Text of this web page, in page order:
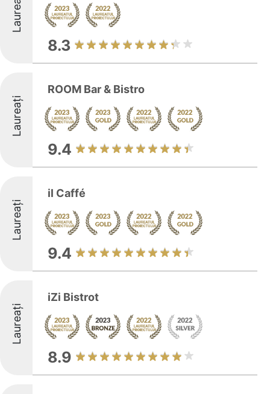
Laureați
8.3
Laureați
ROOM Bar & Bistro
9.4
Laureați
il Caffé
9.4
Laureați
iZi Bistrot
8.9